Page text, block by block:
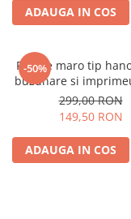
ADAUGA IN COS
-50%
Rochie maro tip
buzunare si
299,00 RON
149,50 RON
ADAUGA IN COS